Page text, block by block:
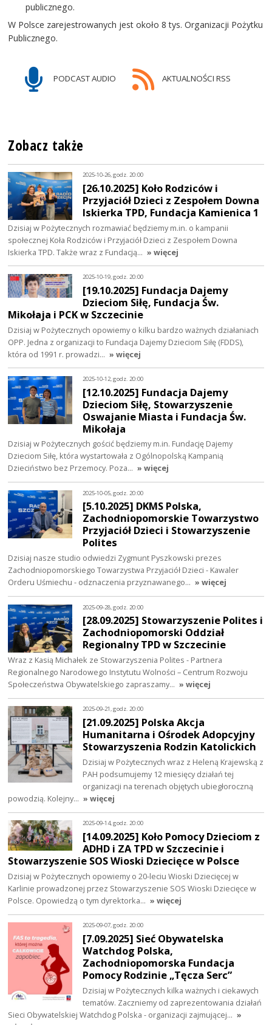
publicznego.
W Polsce zarejestrowanych jest około 8 tys. Organizacji Pożytku
Publicznego.
PODCAST AUDIO AKTUALNOŚCI RSS
Zobacz także
2025-10-26, godz. 20:00
[26.10.2025] Koło Rodziców i
Przyjaciół Dzieci z Zespołem Downa
Iskierka TPD, Fundacja Kamienica 1
Dzisiaj w Pożytecznych rozmawiać będziemy m.in. o kampanii
społecznej Koła Rodziców i Przyjaciół Dzieci z Zespołem Downa
Iskierka TPD. Także wraz z Fundacją… » więcej
2025-10-19, godz. 20:00
[19.10.2025] Fundacja Dajemy
Dzieciom Siłę, Fundacja Św.
Mikołaja i PCK w Szczecinie
Dzisiaj w Pożytecznych opowiemy o kilku bardzo ważnych działaniach
OPP. Jedna z organizacji to Fundacja Dajemy Dzieciom Siłę (FDDS),
która od 1991 r. prowadzi… » więcej
2025-10-12, godz. 20:00
[12.10.2025] Fundacja Dajemy
Dzieciom Siłę, Stowarzyszenie
Oswajanie Miasta i Fundacja Św.
Mikołaja
Dzisiaj w Pożytecznych gościć będziemy m.in. Fundację Dajemy
Dzieciom Siłę, która wystartowała z Ogólnopolską Kampanią
Dzieciństwo bez Przemocy. Poza… » więcej
2025-10-05, godz. 20:00
[5.10.2025] DKMS Polska,
Zachodniopomorskie Towarzystwo
Przyjaciół Dzieci i Stowarzyszenie
Polites
Dzisiaj nasze studio odwiedzi Zygmunt Pyszkowski prezes
Zachodniopomorskiego Towarzystwa Przyjaciół Dzieci - Kawaler
Orderu Uśmiechu - odznaczenia przyznawanego… » więcej
2025-09-28, godz. 20:00
[28.09.2025] Stowarzyszenie Polites i
Zachodniopomorski Oddział
Regionalny TPD w Szczecinie
Wraz z Kasią Michałek ze Stowarzyszenia Polites - Partnera
Regionalnego Narodowego Instytutu Wolności – Centrum Rozwoju
Społeczeństwa Obywatelskiego zapraszamy… » więcej
2025-09-21, godz. 20:00
[21.09.2025] Polska Akcja
Humanitarna i Ośrodek Adopcyjny
Stowarzyszenia Rodzin Katolickich
Dzisiaj w Pożytecznych wraz z Heleną Krajewską z
PAH podsumujemy 12 miesięcy działań tej
organizacji na terenach objętych ubiegłoroczną
powodzią. Kolejny… » więcej
2025-09-14, godz. 20:00
[14.09.2025] Koło Pomocy Dzieciom z
ADHD i ZA TPD w Szczecinie i
Stowarzyszenie SOS Wioski Dziecięce w Polsce
Dzisiaj w Pożytecznych opowiemy o 20-leciu Wioski Dziecięcej w
Karlinie prowadzonej przez Stowarzyszenie SOS Wioski Dziecięce w
Polsce. Opowiedzą o tym dyrektorka… » więcej
2025-09-07, godz. 20:00
[7.09.2025] Sieć Obywatelska
Watchdog Polska,
Zachodniopomorska Fundacja
Pomocy Rodzinie „Tęcza Serc”
Dzisiaj w Pożytecznych kilka ważnych i ciekawych
tematów. Zaczniemy od zaprezentowania działań
Sieci Obywatelskiej Watchdog Polska - organizacji zajmującej… »